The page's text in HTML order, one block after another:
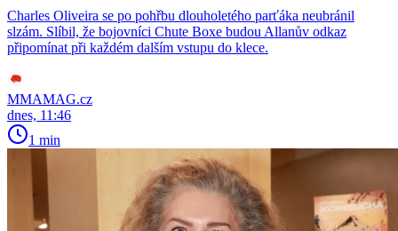
Charles Oliveira se po pohřbu dlouholetého parťáka neubránil
slzám. Slíbil, že bojovníci Chute Boxe budou Allanův odkaz
připomínat při každém dalším vstupu do klece.
MMAMAG.cz
dnes, 11:46
1 min